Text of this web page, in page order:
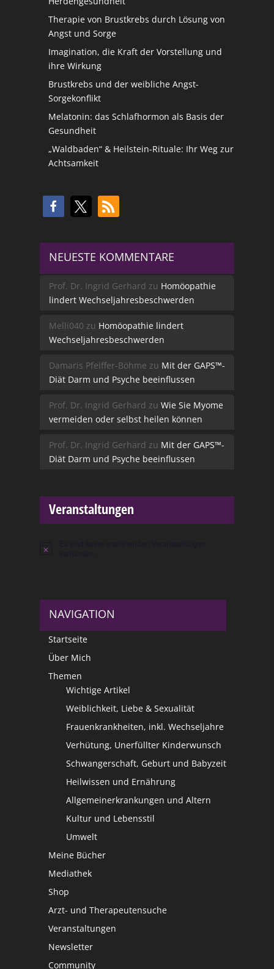
Therapie von Brustkrebs durch Lösung von
Angst und Sorge
Imagination, die Kraft der Vorstellung und
ihre Wirkung
Brustkrebs und der weibliche Angst-
Sorgekonflikt
Melatonin: das Schlafhormon als Basis der
Gesundheit
„Waldbaden“ & Heilstein-Rituale: Ihr Weg zur
Achtsamkeit
NEUESTE KOMMENTARE
Prof. Dr. Ingrid Gerhard zu Homöopathie
lindert Wechseljahresbeschwerden
Melli040 zu Homöopathie lindert
Wechseljahresbeschwerden
Damaris Pfeiffer-Böhme zu Mit der GAPS™-
Diät Darm und Psyche beeinflussen
Prof. Dr. Ingrid Gerhard zu Wie Sie Myome
vermeiden oder selbst heilen können
Prof. Dr. Ingrid Gerhard zu Mit der GAPS™-
Diät Darm und Psyche beeinflussen
Veranstaltungen
Hinweis
NAVIGATION
Startseite
Über Mich
Themen
Wichtige Artikel
Weiblichkeit, Liebe & Sexualität
Frauenkrankheiten, inkl. Wechseljahre
Verhütung, Unerfüllter Kinderwunsch
Schwangerschaft, Geburt und Babyzeit
Heilwissen und Ernährung
Allgemeinerkrankungen und Altern
Kultur und Lebensstil
Umwelt
Meine Bücher
Mediathek
Shop
Arzt- und Therapeutensuche
Veranstaltungen
Newsletter
Community